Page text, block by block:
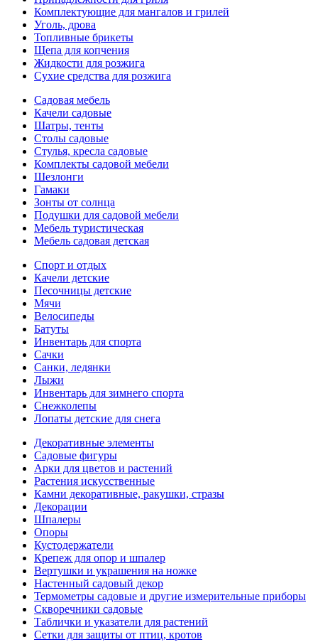
Комплектующие для мангалов и грилей
Уголь, дрова
Топливные брикеты
Щепа для копчения
Жидкости для розжига
Сухие средства для розжига
Садовая мебель
Качели садовые
Шатры, тенты
Столы садовые
Стулья, кресла садовые
Комплекты садовой мебели
Шезлонги
Гамаки
Зонты от солнца
Подушки для садовой мебели
Мебель туристическая
Мебель садовая детская
Спорт и отдых
Качели детские
Песочницы детские
Мячи
Велосипеды
Батуты
Инвентарь для спорта
Сачки
Санки, ледянки
Лыжи
Инвентарь для зимнего спорта
Снежколепы
Лопаты детские для снега
Декоративные элементы
Садовые фигуры
Арки для цветов и растений
Растения искусственные
Камни декоративные, ракушки, стразы
Декорации
Шпалеры
Опоры
Кустодержатели
Крепеж для опор и шпалер
Вертушки и украшения на ножке
Настенный садовый декор
Термометры садовые и другие измерительные приборы
Скворечники садовые
Таблички и указатели для растений
Сетки для защиты от птиц, кротов